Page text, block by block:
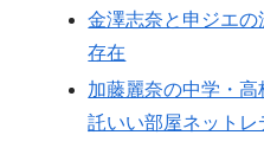
金澤志奈と申ジエ
存在
加藤麗奈の中学・
託いい部屋ネット